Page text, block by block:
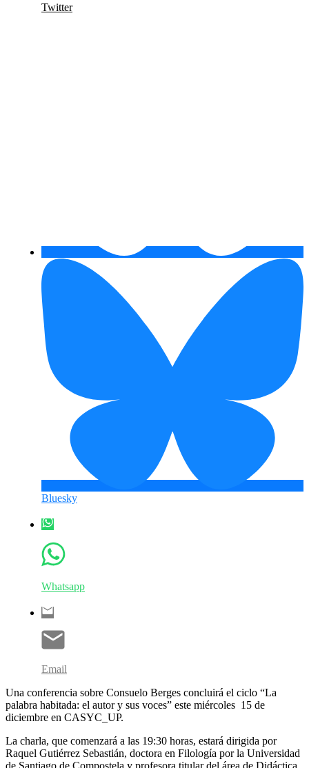
Twitter
Bluesky
Whatsapp
Email
Una conferencia sobre Consuelo Berges concluirá el ciclo “La
palabra habitada: el autor y sus voces” este miércoles 15 de
diciembre en CASYC_UP.
La charla, que comenzará a las 19:30 horas, estará dirigida por
Raquel Gutiérrez Sebastián, doctora en Filología por la Universidad
de Santiago de Compostela y profesora titular del área de Didáctica